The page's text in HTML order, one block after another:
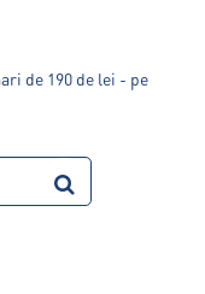
de 190 de lei - pe